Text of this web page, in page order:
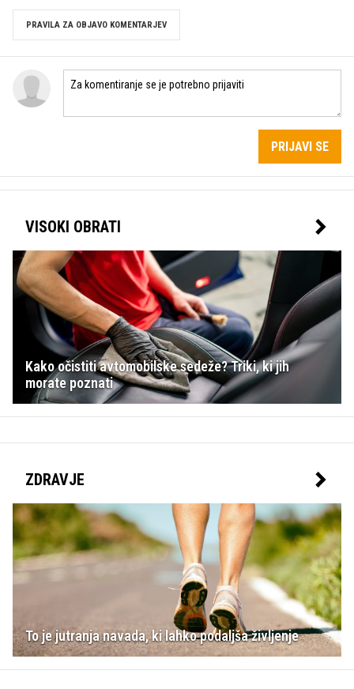
PRAVILA ZA OBJAVO KOMENTARJEV
PRIJAVI SE
VISOKI OBRATI
Kako očistiti avtomobilske sedeže? Triki, ki jih
morate poznati
ZDRAVJE
To je jutranja navada, ki lahko podaljša življenje